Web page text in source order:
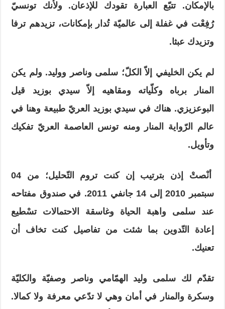
بالإمكان. تتبّع العبارة تقودك للإذعان. ولأنك تونسيّ
رُفِعْت في غفلة إلى عالميّة تُدار بإمكانات، تزيدهم ترفا
وتزيدك عبثا.
لم يكن الخليفي إلاّ الكلّ؛ سلمى وناصر ووليد. ولم يكن
المنار برباه وكلّياته ومقاهيه إلاّ سيدي بوزيد قيل
البوعزيزي. هناك في سيدي بوزيد العريّ طبيعة وهنا في
عالم الرّواية المنار ومنه تونس العاصمة العريّ تفكيك
وتأويل.
أنْصتْ إذن بترتيب إن كنت تروم التّحليل؛ من 04
سبتمبر 2010 إلى 14 جانفي 2011. في صندوق مفتاحه
عند سلمى واهبة الحياة وغاسقة الاحتمالات تسْطيع
إعادة التّدوين بما شئت من تفاصيل كنت تخاف أن
تعنيك.
تقدّم لك سلمى وليد الهمّامي وناصر وصفيّة والكليّة
وسكرة والمنار في أمان وهي لا تدّعي معرفة ولا كمالا.